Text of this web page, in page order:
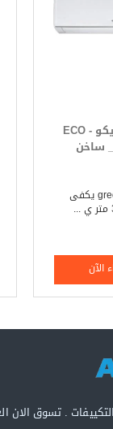
تكييف جرى ايكو - ECO
تكييف جرى _ gree يكفى
. تسوق الان